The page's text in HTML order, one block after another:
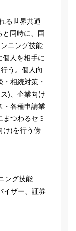
る世界共通
と同時に、国
ニング技能
人を相手に
う。個人向
相続対策・
)、企業向け
・各種申請業
つわるセミ
け)を行う傍
ング技能
イザー、証券